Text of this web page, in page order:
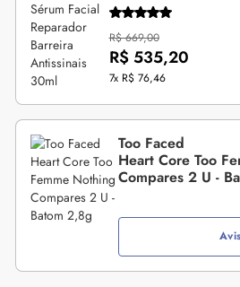
R$ 669,00
R$ 535,20
7x R$ 76,46
Too Faced
Heart Core Too
Compares 2 U -